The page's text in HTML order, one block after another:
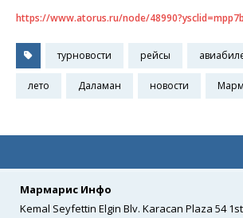
https://www.atorus.ru/node/
турновости рейсы
лето Даламан новости
Мармарис Инфо
Kemal Seyfettin Elgin Blv. Karacan Plaza 54